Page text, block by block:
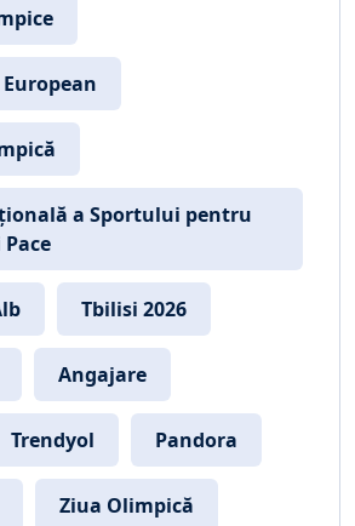
a Sportului pentru
Tbilisi 2026
Angajare
Trendyol Pandora
Ziua Olimpică